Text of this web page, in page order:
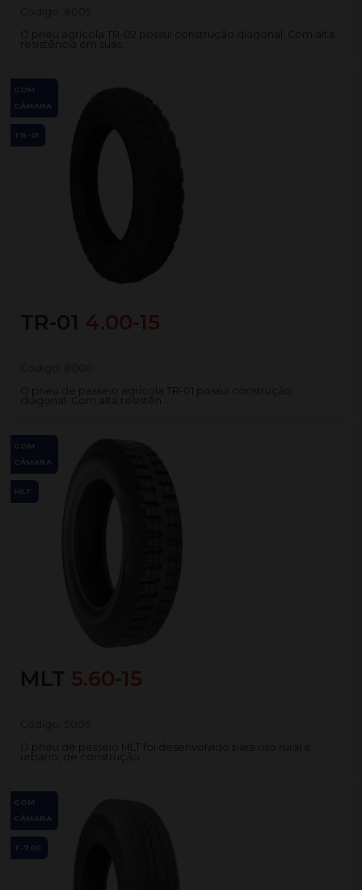
O pneu agrícola TR-02 possui construção diagonal. Com alta
resistência em suas...
TR-01 4.00-15
COM
CÂMARA
TR-01
O pneu de passeio agrícola TR-01 possui construção
diagonal. Com alta resistên...
MLT 5.60-15
COM
CÂMARA
MLT
O pneu de passeio MLT foi desenvolvido para uso rural e
urbano, de construção ...
COM
CÂMARA
T-700